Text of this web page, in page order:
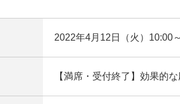
2022年4月12日（火）10:00
【満席・受付終了】効果的